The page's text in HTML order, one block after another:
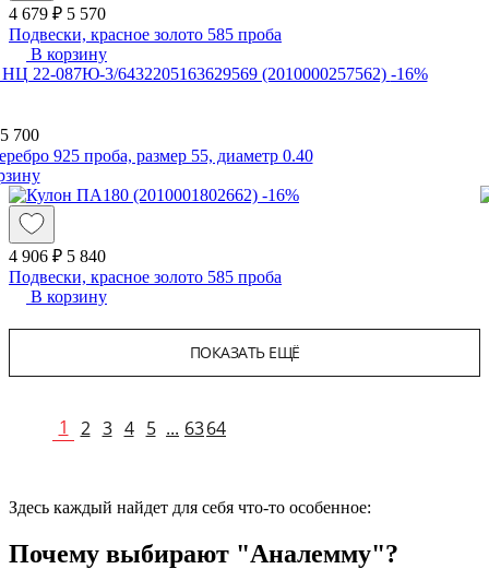
4 679 ₽ 5 570
Подвески, красное золото 585 проба
В корзину
-16%
5 700
925 проба, размер 55, диаметр 0.40
-16%
4 906 ₽ 5 840
Подвески, красное золото 585 проба
В корзину
ПОКАЗАТЬ ЕЩЁ
1 2 3 4 5 ... 6364
Здесь каждый найдет для себя что-то особенное:
Почему выбирают "Аналемму"?